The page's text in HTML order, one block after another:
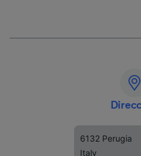
6132 Perugia
Italy